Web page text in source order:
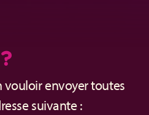
vouloir envoyer toutes
suivante :